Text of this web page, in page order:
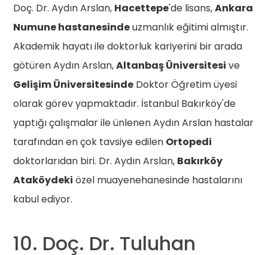
Doç. Dr. Aydın Arslan, Hacettepe'de lisans,Ankara
Numune hastanesindeuzmanlık eğitimi almıştır.
Akademik hayatı ile doktorluk kariyerini bir arada
götüren Aydın Arslan,Altanbaş Üniversitesi ve
Gelişim Üniversitesinde Doktor Öğretim üyesi
olarak görev yapmaktadır. İstanbul Bakırköy'de
yaptığı çalışmalar ile ünlenen Aydın Arslan hastalar
tarafından en çok tavsiye edilen Ortopedi
doktorlarıdan biri. Dr. Aydın Arslan, Bakırköy
Ataköydeki özel muayenehanesinde hastalarını
kabul ediyor.
10. Doç. Dr. Tuluhan